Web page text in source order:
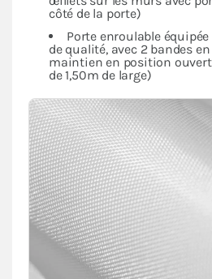
côté de la porte)
Porte enroulable
de qualité, avec 2 bandes
maintien en position
de 1,50m de large)